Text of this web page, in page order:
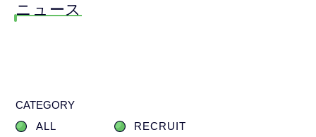
ニュース
CATEGORY
ALL
RECRUIT